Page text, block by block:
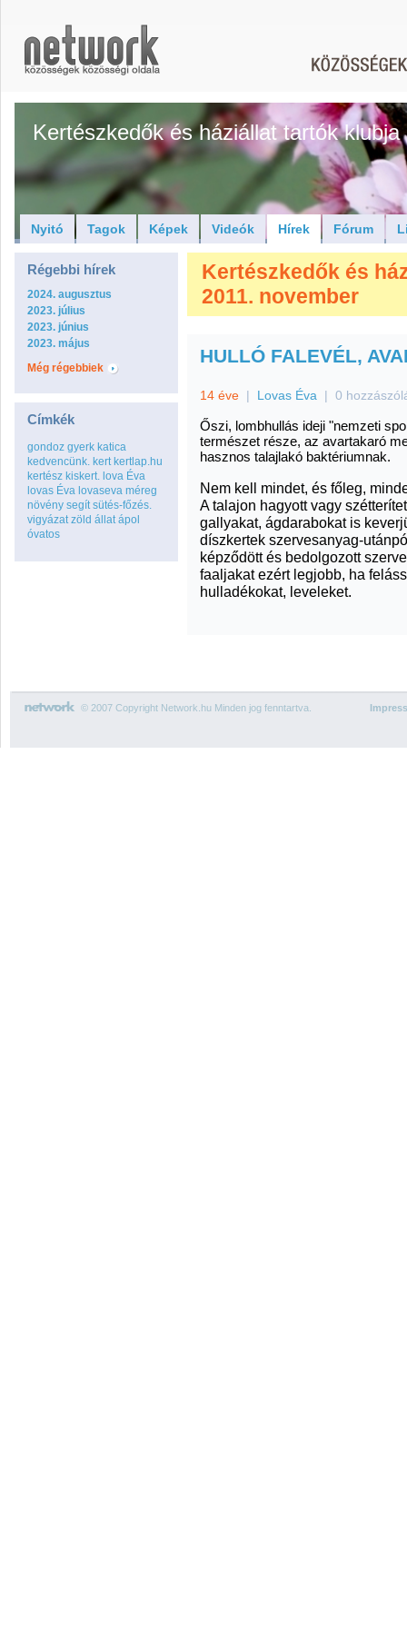
Kertészkedők és háziállat tartók klubja
Nyitó Tagok Képek Videók Hírek Fórum
Régebbi hírek
2024. augusztus
2023. július
2023. június
2023. május
Még régebbiek
Címkék
gondoz gyerk katica
kedvencünk. kert kertlap.hu
kertész kiskert. lova Éva
lovas Éva lovaseva méreg
növény segít sütés-főzés.
vigyázat zöld állat ápol
óvatos
Kertészkedők és
2011. november
HULLÓ FALEVÉL,
14 éve | Lovas Éva | 0
Őszi, lombhullás ideji "nemzeti
természet része, az avartakaró
hasznos talajlakó baktériumnak.
Nem kell mindet, és főleg,
A talajon hagyott vagy
gallyakat, ágdarabokat is
díszkertek szervesanyag-
képződött és bedolgozott
faaljakat ezért legjobb, ha
hulladékokat, leveleket.
© 2007 Copyright Network.hu Minden jog fenntartva.